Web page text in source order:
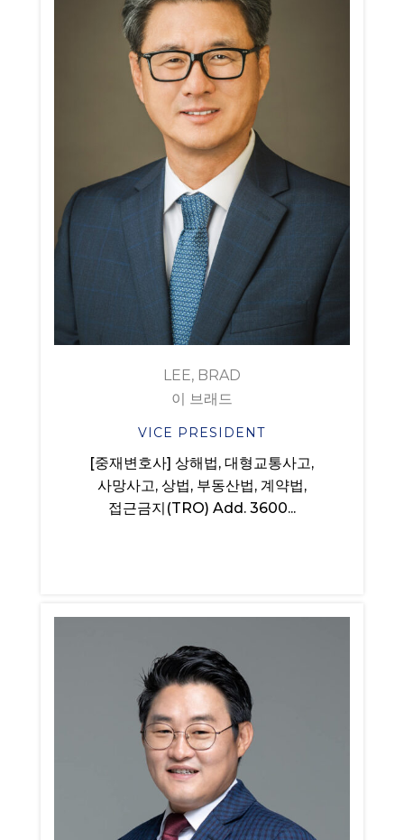
LEE, BRAD
이 브래드
VICE PRESIDENT
[중재변호사] 상해법, 대형교통사고,
사망사고, 상법, 부동산법, 계약법,
접근금지(TRO) Add. 3600...